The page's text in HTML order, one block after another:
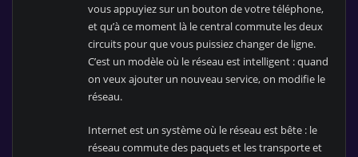
vous appuyiez sur un bouton de votre téléphone,
et qu’à ce moment là le central commute les deux
circuits pour que vous puissiez changer de ligne.
C’est un modèle où le réseau est intelligent : quand
on veux ajouter un nouveau service, on modifie le
réseau.
Internet est un système où le réseau est bête : le
réseau commute des paquets et les transporte et